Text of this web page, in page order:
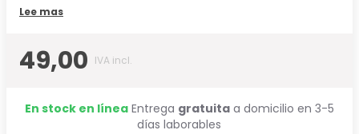
Lee mas
49,00 IVA incl.
En stock en líneaEntrega gratuitaa domicilio en 3-5
días laborables